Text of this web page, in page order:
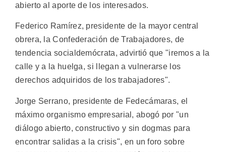
abierto al aporte de los interesados.
Federico Ramírez, presidente de la mayor central
obrera, la Confederación de Trabajadores, de
tendencia socialdemócrata, advirtió que "iremos a la
calle y a la huelga, si llegan a vulnerarse los
derechos adquiridos de los trabajadores".
Jorge Serrano, presidente de Fedecámaras, el
máximo organismo empresarial, abogó por "un
diálogo abierto, constructivo y sin dogmas para
encontrar salidas a la crisis", en un foro sobre